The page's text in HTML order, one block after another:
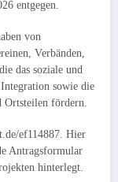
entgegen.
von
Verbänden,
das soziale und
sowie die
fördern.
ef114887. Hier
Antragsformular
hinterlegt.